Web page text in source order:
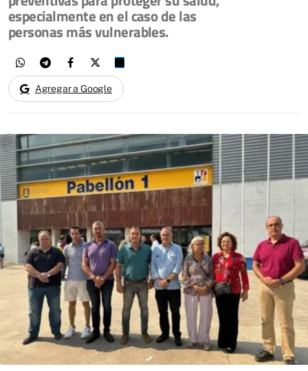
especialmente en el caso de las
personas más vulnerables.
Agregar a Google